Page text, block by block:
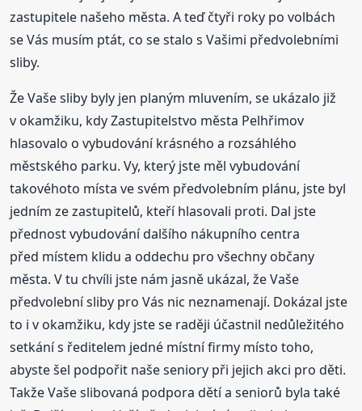
zastupitele našeho města. A teď čtyři roky po volbách
se Vás musím ptát, co se stalo s Vašimi předvolebními
sliby.
Že Vaše sliby byly jen planým mluvením, se ukázalo již
v okamžiku, kdy Zastupitelstvo města Pelhřimov
hlasovalo o vybudování krásného a rozsáhlého
městského parku. Vy, který jste měl vybudování
takovéhoto místa ve svém předvolebním plánu, jste byl
jedním ze zastupitelů, kteří hlasovali proti. Dal jste
přednost vybudování dalšího nákupního centra
před místem klidu a oddechu pro všechny občany
města. V tu chvíli jste nám jasně ukázal, že Vaše
předvolební sliby pro Vás nic neznamenají. Dokázal jste
to i v okamžiku, kdy jste se raději účastnil nedůležitého
setkání s ředitelem jedné místní firmy místo toho,
abyste šel podpořit naše seniory při jejich akci pro děti.
Takže Vaše slibovaná podpora dětí a seniorů byla také